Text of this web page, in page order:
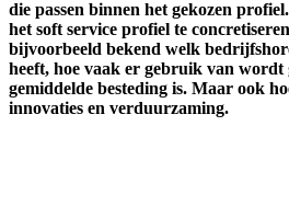
die passen binnen het gekozen
het soft service profiel te
bijvoorbeeld bekend welk
heeft, hoe vaak er gebruik van wordt
gemiddelde besteding is. Maar ook
innovaties en verduurzaming.